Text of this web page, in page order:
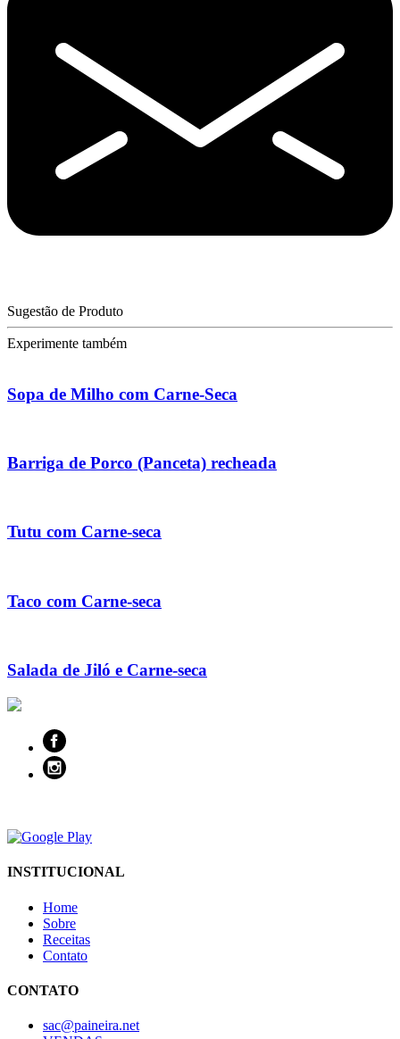
Sugestão de Produto
Experimente também
Sopa de Milho com Carne-Seca
Barriga de Porco (Panceta) recheada
Tutu com Carne-seca
Taco com Carne-seca
Salada de Jiló e Carne-seca
INSTITUCIONAL
Home
Sobre
Receitas
Contato
CONTATO
sac@paineira.net